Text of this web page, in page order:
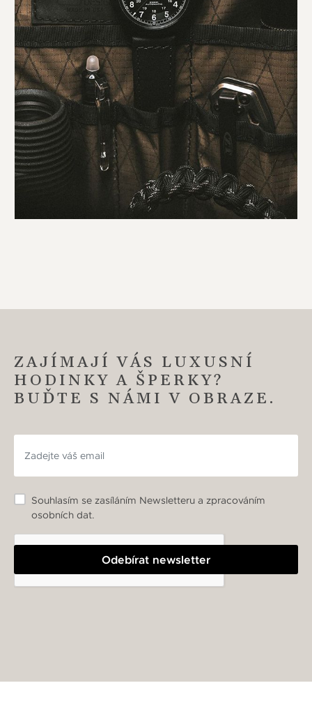
ZAJÍMAJÍ VÁS LUXUSNÍ
HODINKY A ŠPERKY?
BUĎTE S NÁMI V OBRAZE.
Odebírat newsletter
Souhlasím se zasíláním Newsletteru a zpracováním
osobních dat.